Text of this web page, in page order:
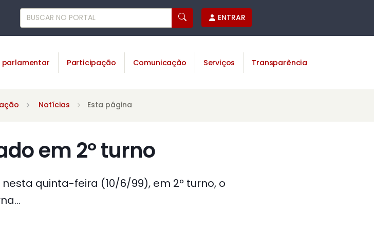
ENTRAR
Participação Comunicação Serviços Transparência
Notícias Esta página
em 2º turno
quinta-feira (10/6/99), em 2º turno, o